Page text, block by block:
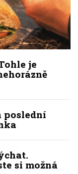
je
poslední
si možná